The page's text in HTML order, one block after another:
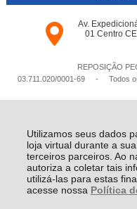
Utilizamos seus dados
loja virtual durante a
terceiros parceiros. Ao
autoriza a coletar tais
utilizá-las para estas
acesse nossa Política
Av.
01 Centro
REPOSIÇÃO
03.711.020/0001-­69 - Todos